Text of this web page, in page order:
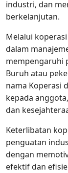
industri, dan
berkelanjutan.
Melalui
dalam
mempengaruhi
Buruh atau
nama Koperasi
kepada
dan
Keterlibatan
penguatan
dengan
efektif dan